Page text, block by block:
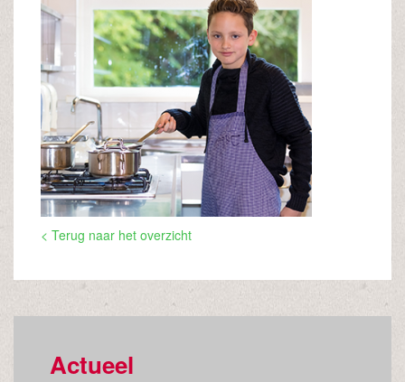
< Terug naar het overzicht
Actueel